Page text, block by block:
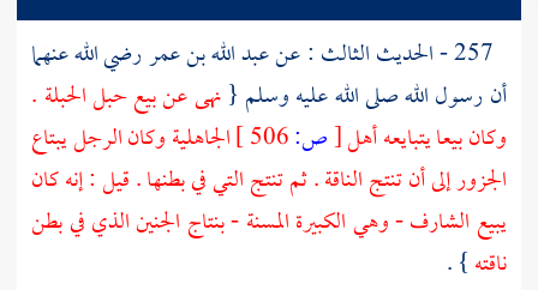
عبد الله بن عمررضي الله عنهما
أن رسول الله صلى الله عليه وسلم {نهى عن بيع حبل الحبلة .
وكان بيعا يتبايعه أهل[ص:
الجاهلية وكان الرجل يبتاع
الجزور إلى أن تنتج الناقة . ثم تنتج التي في بطنها . قيل : إنه كان
يبيع الشارف - وهي الكبيرة المسنة - بنتاج الجنين الذي في بطن
ناقته} .